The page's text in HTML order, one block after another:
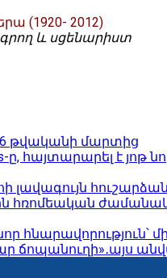
(1920- 2012)
և սցենարիստ
թվականի մարտից
հայտարարել է յոթ
հռոմեական
հնարավորություն՝